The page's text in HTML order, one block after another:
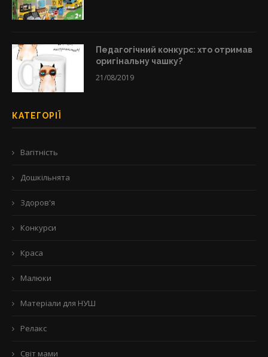
Педагогічний конкурс: хто отримав
оригінальну чашку?
21/08/2019
КАТЕГОРІЇ
Вагітність
Дошкільнята
Здоров'я
Конкурси
Краса
Малюки
Матеріали для НУШ
Релакс
Світ мами